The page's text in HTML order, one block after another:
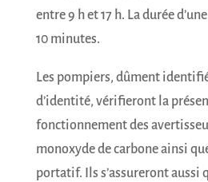
entre 9 h et 17 h. La durée
10 minutes.
Les pompiers, dûment
d’identité, vérifieront la
fonctionnement des
monoxyde de carbone ainsi
portatif. Ils s’assureront aussi